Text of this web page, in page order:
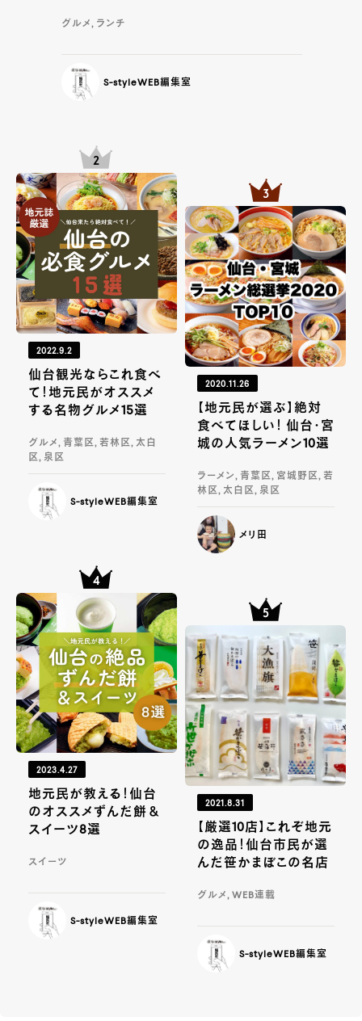
グルメ, ランチ
S-styleWEB編集室
2022.9.2
仙台観光ならこれ食べ
て！地元民がオススメ
する名物グルメ15選
グルメ, 青葉区, 若林区, 太白
区, 泉区
S-styleWEB編集室
2020.11.26
【地元民が選ぶ】絶対
食べてほしい！ 仙台・宮
城の人気ラーメン10選
ラーメン, 青葉区, 宮城野区, 若
林区, 太白区, 泉区
メリ田
2023.4.27
地元民が教える！仙台
のオススメずんだ餅＆
スイーツ8選
スイーツ
S-styleWEB編集室
2021.8.31
【厳選10店】これぞ地元
の逸品！仙台市民が選
んだ笹かまぼこの名店
グルメ, WEB連載
S-styleWEB編集室